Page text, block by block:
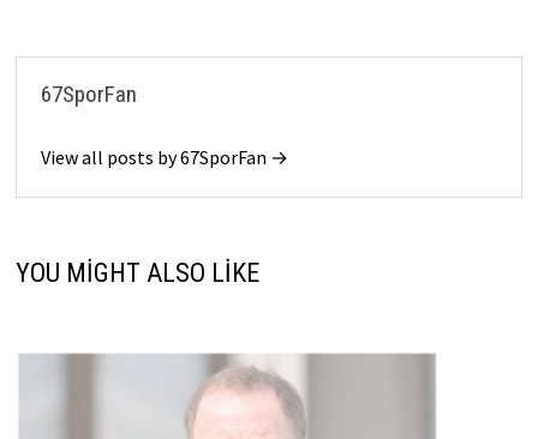
67SporFan
View all posts by 67SporFan →
YOU MIGHT ALSO LIKE